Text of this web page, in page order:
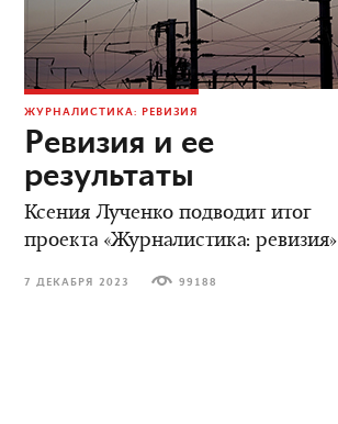
ЖУРНАЛИСТИКА: РЕВИЗИЯ
Ревизия и ее
результаты
Ксения Лученко подводит итог
проекта «Журналистика: ревизия»
7 ДЕКАБРЯ 2023 99188